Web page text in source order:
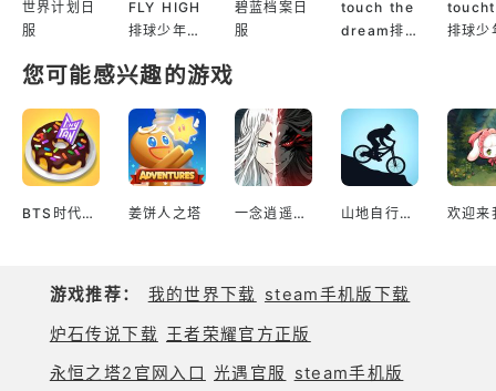
世界计划日
服
FLY HIGH
排球少年日
碧蓝档案日
服
touch the
dream排
排球少
您可能感兴趣的游戏
BTS时代少年团料理王 姜饼人之塔 一念逍遥国际服 山地自行车Mountain Bike Xtreme 欢迎来
游戏推荐： 我的世界下载 steam手机版下载
炉石传说下载 王者荣耀官方正版
永恒之塔2官网入口
光遇官服 steam手机版